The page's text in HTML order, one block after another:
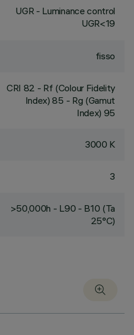
UGR - Luminance control
UGR<19
fisso
CRI 82 - Rf (Colour Fidelity
Index) 85 - Rg (Gamut
Index) 95
3000 K
3
>50,000h - L90 - B10 (Ta
25°C)